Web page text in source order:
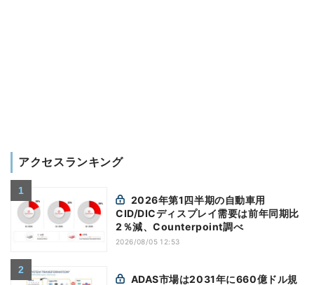
アクセスランキング
CID/DICディスプレイ需要は前年同期比
2％減、Counterpoint調べ
2026/08/05 12:53